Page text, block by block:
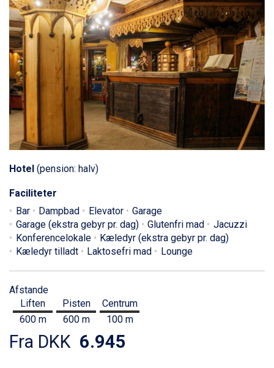
Hotel (pension: halv)
Faciliteter
Bar
Dampbad Elevator
Garage
Garage (ekstra gebyr pr. dag)
Glutenfri mad
Jacuzzi
Konferencelokale
Kæledyr (ekstra gebyr pr. dag)
Kæledyr tilladt
Laktosefri mad Lounge
Afstande
Liften
600 m
Pisten
600 m
Centrum
100 m
Fra DKK 6.945